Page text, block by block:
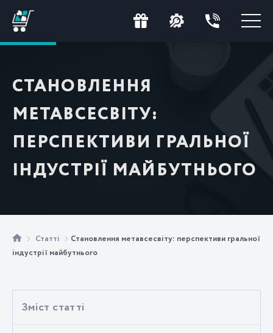
СТАНОВЛЕННЯ
МЕТАВСЕСВІТУ:
ПЕРСПЕКТИВИ ГРАЛЬНОЇ
ІНДУСТРІЇ МАЙБУТНЬОГО
Статті
Становлення метавсесвіту: перспективи гральної
індустрії майбутнього
Зміст статті